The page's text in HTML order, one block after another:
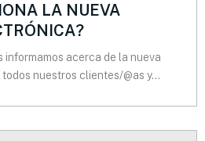
LA NUEVA
informamos acerca de la nueva
nuestros clientes/@as y...